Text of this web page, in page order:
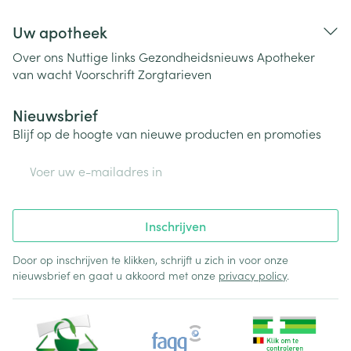
Uw apotheek
Over ons Nuttige links Gezondheidsnieuws Apotheker
van wachtVoorschriftZorgtarieven
Nieuwsbrief
Blijf op de hoogte van nieuwe producten en promoties
Inschrijven
Door op inschrijven te klikken, schrijft u zich in voor onze
nieuwsbrief en gaat u akkoord met onze privacy policy.